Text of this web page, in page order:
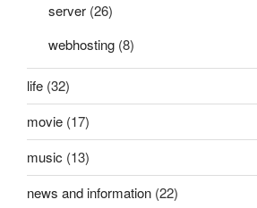
server (26)
webhosting (8)
life (32)
movie (17)
music (13)
news and information (22)